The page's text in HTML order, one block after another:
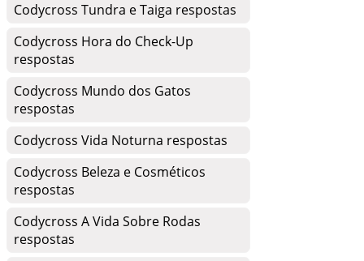
Codycross Tundra e Taiga respostas
Codycross Hora do Check-Up
respostas
Codycross Mundo dos Gatos
respostas
Codycross Vida Noturna respostas
Codycross Beleza e Cosméticos
respostas
Codycross A Vida Sobre Rodas
respostas